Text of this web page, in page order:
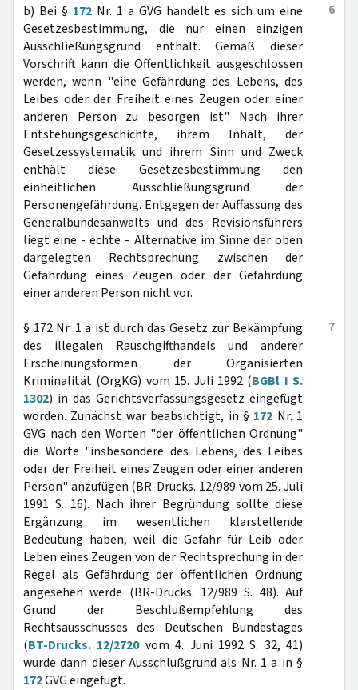
6
b) Bei § 172 Nr. 1 a GVG handelt es sich um eine
Gesetzesbestimmung, die nur einen einzigen
Ausschließungsgrund enthält. Gemäß dieser
Vorschrift kann die Öffentlichkeit ausgeschlossen
werden, wenn "eine Gefährdung des Lebens, des
Leibes oder der Freiheit eines Zeugen oder einer
anderen Person zu besorgen ist". Nach ihrer
Entstehungsgeschichte, ihrem Inhalt, der
Gesetzessystematik und ihrem Sinn und Zweck
enthält diese Gesetzesbestimmung den
einheitlichen Ausschließungsgrund der
Personengefährdung. Entgegen der Auffassung des
Generalbundesanwalts und des Revisionsführers
liegt eine - echte - Alternative im Sinne der oben
dargelegten Rechtsprechung zwischen der
Gefährdung eines Zeugen oder der Gefährdung
einer anderen Person nicht vor.
7
§ 172 Nr. 1 a ist durch das Gesetz zur Bekämpfung
des illegalen Rauschgifthandels und anderer
Erscheinungsformen der Organisierten
Kriminalität (OrgKG) vom 15. Juli 1992 (BGBl I S.
1302) in das Gerichtsverfassungsgesetz eingefügt
worden. Zunächst war beabsichtigt, in § 172 Nr. 1
GVG nach den Worten "der öffentlichen Ordnung"
die Worte "insbesondere des Lebens, des Leibes
oder der Freiheit eines Zeugen oder einer anderen
Person" anzufügen (BR-Drucks. 12/989 vom 25. Juli
1991 S. 16). Nach ihrer Begründung sollte diese
Ergänzung im wesentlichen klarstellende
Bedeutung haben, weil die Gefahr für Leib oder
Leben eines Zeugen von der Rechtsprechung in der
Regel als Gefährdung der öffentlichen Ordnung
angesehen werde (BR-Drucks. 12/989 S. 48). Auf
Grund der Beschlußempfehlung des
Rechtsausschusses des Deutschen Bundestages
(BT-Drucks. 12/2720vom 4. Juni 1992 S. 32, 41)
wurde dann dieser Ausschlußgrund als Nr. 1 a in §
172GVG eingefügt.